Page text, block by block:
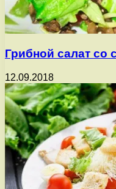
Грибной салат со
12.09.2018